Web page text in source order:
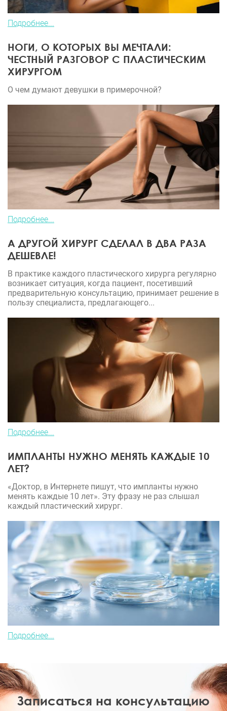
Подробнее...
НОГИ, О КОТОРЫХ ВЫ МЕЧТАЛИ:
ЧЕСТНЫЙ РАЗГОВОР С ПЛАСТИЧЕСКИМ
ХИРУРГОМ
О чем думают девушки в примерочной?
Подробнее...
А ДРУГОЙ ХИРУРГ СДЕЛАЛ В ДВА РАЗА
ДЕШЕВЛЕ!
В практике каждого пластического хирурга регулярно
возникает ситуация, когда пациент, посетивший
предварительную консультацию, принимает решение в
пользу специалиста, предлагающего...
Подробнее...
ИМПЛАНТЫ НУЖНО МЕНЯТЬ КАЖДЫЕ 10
ЛЕТ?
«Доктор, в Интернете пишут, что импланты нужно
менять каждые 10 лет». Эту фразу не раз слышал
каждый пластический хирург.
Подробнее...
Записаться на консультацию